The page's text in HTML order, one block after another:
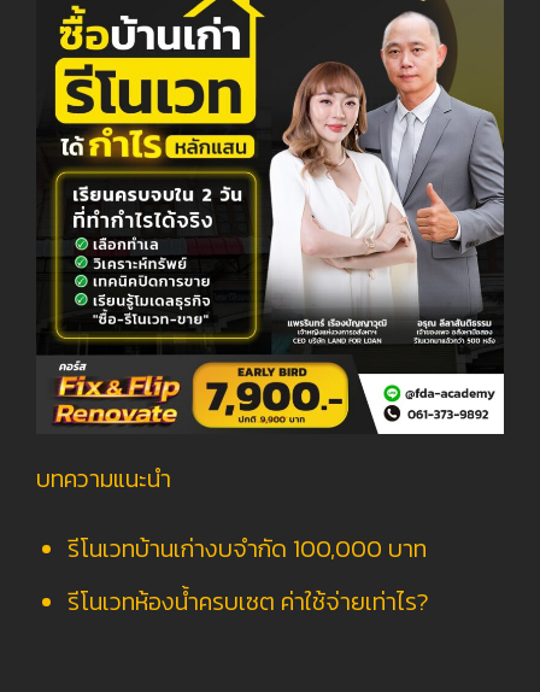
บทความแนะนำ
รีโนเวทบ้านเก่างบจำกัด 100,000 บาท
รีโนเวทห้องน้ำครบเซต ค่าใช้จ่ายเท่าไร?